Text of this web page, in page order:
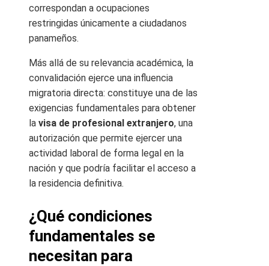
correspondan a ocupaciones
restringidas únicamente a ciudadanos
panameños.
Más allá de su relevancia académica, la
convalidación ejerce una influencia
migratoria directa: constituye una de las
exigencias fundamentales para obtener
la visa de profesional extranjero, una
autorización que permite ejercer una
actividad laboral de forma legal en la
nación y que podría facilitar el acceso a
la residencia definitiva.
¿Qué condiciones
fundamentales se
necesitan para